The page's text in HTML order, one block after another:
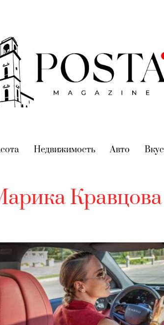
(current)
Недвижимость(current)
Авто (current)
Вкус
Кравцова